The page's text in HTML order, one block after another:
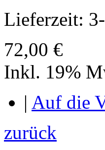
Lieferzeit:
72,00 €
Inkl. 19%
| Auf die
zurück